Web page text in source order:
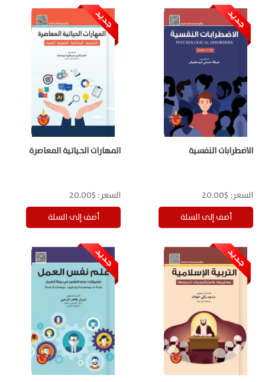
الاضطرابات النفسية
السعر: $20.00
المهارات الحياتية المعاصرة
السعر: $20.00